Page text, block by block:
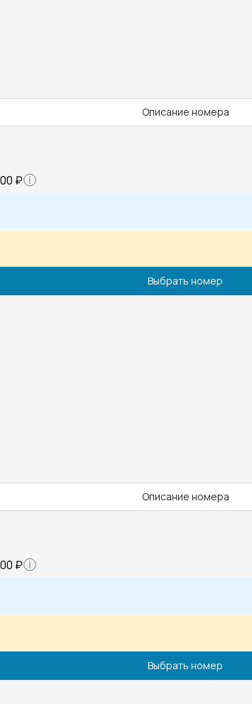
Описание номера
₽
Выбрать номер
Описание номера
₽
Выбрать номер